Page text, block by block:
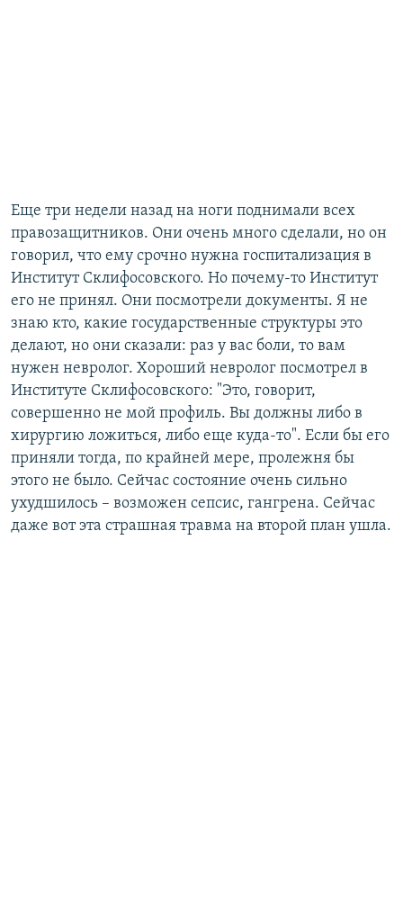
Еще три недели назад на ноги поднимали всех
правозащитников. Они очень много сделали, но он
говорил, что ему срочно нужна госпитализация в
Институт Склифосовского. Но почему-то Институт
его не принял. Они посмотрели документы. Я не
знаю кто, какие государственные структуры это
делают, но они сказали: раз у вас боли, то вам
нужен невролог. Хороший невролог посмотрел в
Институте Склифосовского: "Это, говорит,
совершенно не мой профиль. Вы должны либо в
хирургию ложиться, либо еще куда-то". Если бы его
приняли тогда, по крайней мере, пролежня бы
этого не было. Сейчас состояние очень сильно
ухудшилось – возможен сепсис, гангрена. Сейчас
даже вот эта страшная травма на второй план ушла.